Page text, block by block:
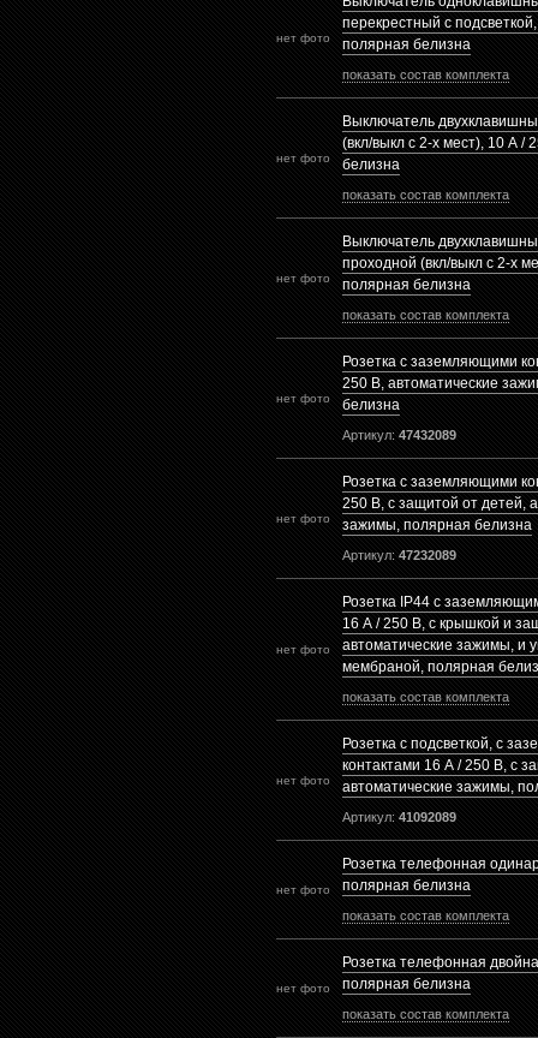
нет фото
перекрестный с
полярная белизна
показать состав комплекта
нет фото
Выключатель
(вкл/выкл с 2-х мест), 10 А /
белизна
показать состав комплекта
нет фото
Выключатель
проходной (вкл/выкл с 2-х
полярная белизна
показать состав комплекта
нет фото
Розетка с заземляющими
250 В, автоматические
белизна
Артикул: 47432089
нет фото
Розетка с заземляющими
250 В, с защитой от детей,
зажимы, полярная белизна
Артикул: 47232089
нет фото
Розетка IP44 с
16 А / 250 В, с крышкой и
автоматические зажимы, и
мембраной, полярная
показать состав комплекта
нет фото
Розетка с подсветкой, с
контактами 16 А / 250 В, с
автоматические зажимы,
Артикул: 41092089
нет фото
Розетка телефонная
полярная белизна
показать состав комплекта
нет фото
Розетка телефонная
полярная белизна
показать состав комплекта